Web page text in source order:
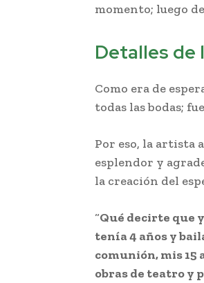
momento; luego
Detalles de
Como era de
todas las bodas;
Por eso, la artista
esplendor y
la creación del
“Qué decirte que
tenía 4 años y
comunión, mis 15
obras de teatro y